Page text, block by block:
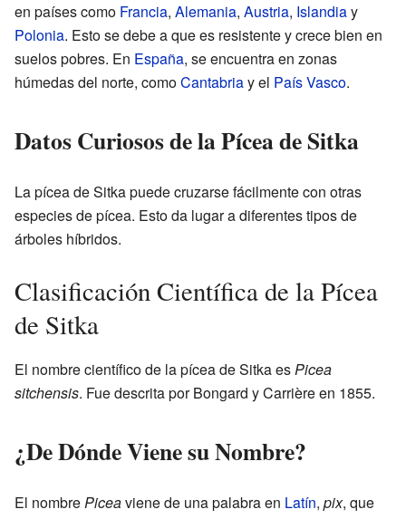
en países como Francia, Alemania, Austria, Islandiay
Polonia. Esto se debe a que es resistente y crece bien en
suelos pobres. En España, se encuentra en zonas
húmedas del norte, comoCantabriay el País Vasco.
Datos Curiosos de la Pícea de Sitka
La pícea de Sitka puede cruzarse fácilmente con otras
especies de pícea. Esto da lugar a diferentes tipos de
árboles híbridos.
Clasificación Científica de la Pícea
de Sitka
El nombre científico de la pícea de Sitka esPicea
sitchensis. Fue descrita por Bongard y Carrière en 1855.
¿De Dónde Viene su Nombre?
El nombrePiceaviene de una palabra en Latín, pix, que